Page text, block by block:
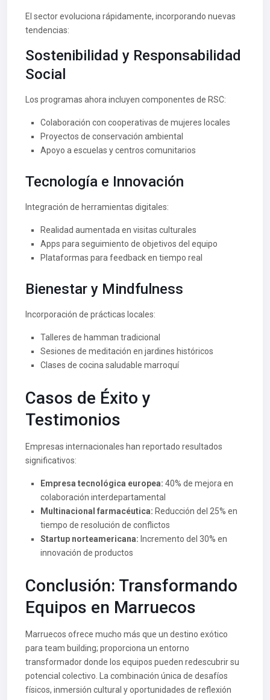
El sector evoluciona rápidamente, incorporando nuevas
tendencias:
Sostenibilidad y Responsabilidad
Social
Los programas ahora incluyen componentes de RSC:
Colaboración con cooperativas de mujeres locales
Proyectos de conservación ambiental
Apoyo a escuelas y centros comunitarios
Tecnología e Innovación
Integración de herramientas digitales:
Realidad aumentada en visitas culturales
Apps para seguimiento de objetivos del equipo
Plataformas para feedback en tiempo real
Bienestar y Mindfulness
Incorporación de prácticas locales:
Talleres de hamman tradicional
Sesiones de meditación en jardines históricos
Clases de cocina saludable marroquí
Casos de Éxito y
Testimonios
Empresas internacionales han reportado resultados
significativos:
Empresa tecnológica europea: 40% de mejora en
colaboración interdepartamental
Multinacional farmacéutica: Reducción del 25% en
tiempo de resolución de conflictos
Startup norteamericana: Incremento del 30% en
innovación de productos
Conclusión: Transformando
Equipos en Marruecos
Marruecos ofrece mucho más que un destino exótico
para team building; proporciona un entorno
transformador donde los equipos pueden redescubrir su
potencial colectivo. La combinación única de desafíos
físicos, inmersión cultural y oportunidades de reflexión